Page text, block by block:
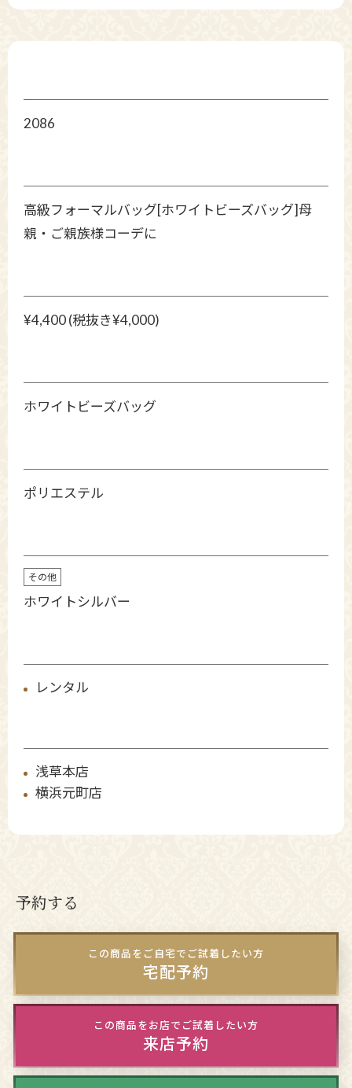
2086
高級フォーマルバッグ[ホワイトビーズバッグ]母
親・ご親族様コーデに
¥4,400 (税抜き¥4,000)
ホワイトビーズバッグ
ポリエステル
その他
ホワイトシルバー
レンタル
浅草本店
横浜元町店
予約する
この商品をご自宅でご試着したい方
宅配予約
この商品をお店でご試着したい方
来店予約